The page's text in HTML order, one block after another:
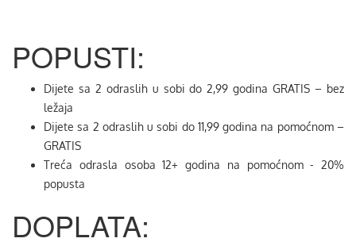
POPUSTI:
Dijete sa 2 odraslih u sobi do 2,99 godina GRATIS – bez
ležaja
Dijete sa 2 odraslih u sobi do 11,99 godina na pomoćnom –
GRATIS
Treća odrasla osoba 12+ godina na pomoćnom - 20%
popusta
DOPLATA: